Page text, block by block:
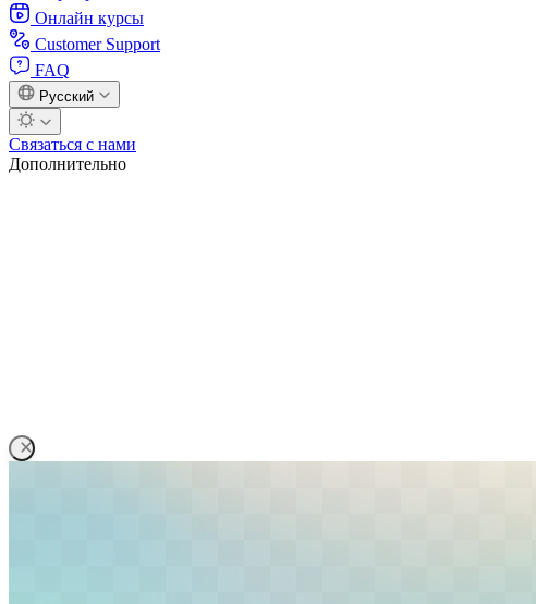
Онлайн курсы
Customer Support
FAQ
Русский
Связаться с нами
Дополнительно